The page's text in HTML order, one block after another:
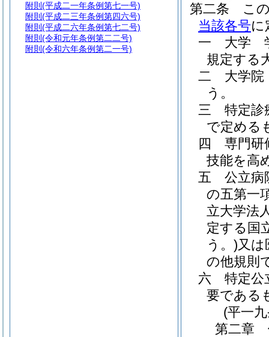
第二条
こ
当該各号に
一
大学
規定する
二
大学
う。
三
特定
で定める
四
専門
技能を高
五
公立
の五第一
立大学法
定する国
う。)又
の他規則
六
特定
要である
(平一
第二章
附則 (平成二一年条例第七一号)
附則 (平成二三年条例第四六号)
附則 (平成二六年条例第七二号)
附則 (令和元年条例第二二号)
附則 (令和六年条例第二一号)